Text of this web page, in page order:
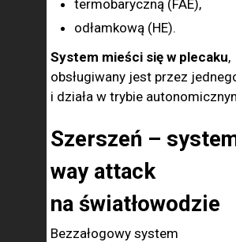
termobaryczną (FAE),
odłamkową (HE).
System mieści się w plecaku,
obsługiwany jest przez
i działa w trybie
Szerszeń –
way attack
na światłowodzie
Bezzałogowy system